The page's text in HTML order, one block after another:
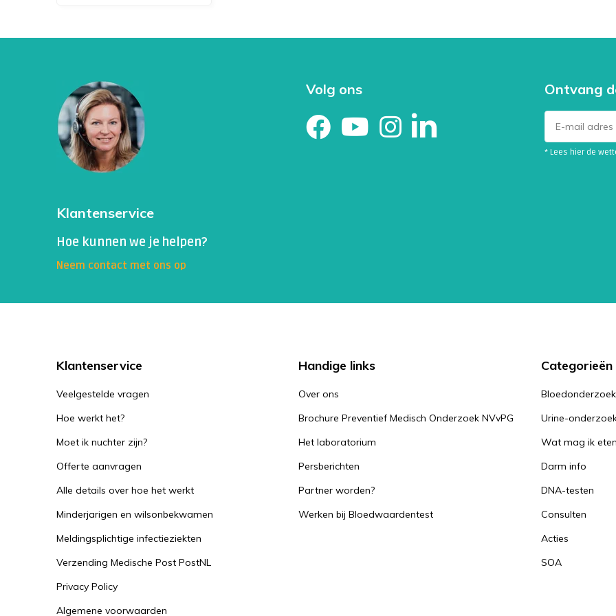
Klantenservice
Hoe kunnen we je helpen?
Neem contact met ons op
Volg ons Ontvang
* Lees hier de
Klantenservice
Veelgestelde vragen
Hoe werkt het?
Moet ik nuchter zijn?
Offerte aanvragen
Alle details over hoe het werkt
Minderjarigen en wilsonbekwamen
Meldingsplichtige infectieziekten
Verzending Medische Post PostNL
Privacy Policy
Algemene voorwaarden
Handige links
Over ons
Brochure Preventief Medisch Onderzoek NVvPG
Het laboratorium
Persberichten
Partner worden?
Werken bij Bloedwaardentest
Categorieën
Bloedonderzoek
Urine-
Wat mag ik
Darm info
DNA-testen
Consulten
Acties
SOA